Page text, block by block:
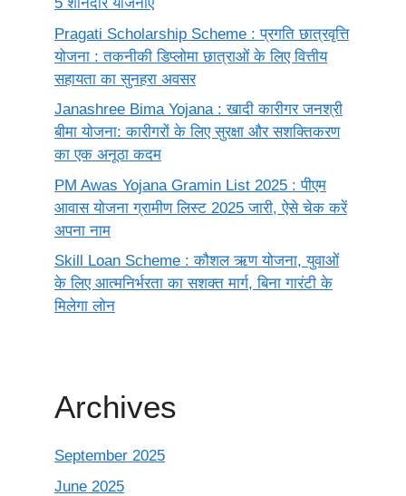
Pragati Scholarship Scheme : प्रगति छात्रवृत्ति
योजना : तकनीकी डिप्लोमा छात्राओं के लिए वित्तीय
सहायता का सुनहरा अवसर
Janashree Bima Yojana : खादी कारीगर जनश्री
बीमा योजना: कारीगरों के लिए सुरक्षा और सशक्तिकरण
का एक अनूठा कदम
PM Awas Yojana Gramin List 2025 : पीएम
आवास योजना ग्रामीण लिस्ट 2025 जारी, ऐसे चेक करें
अपना नाम
Skill Loan Scheme : कौशल ऋण योजना, युवाओं
के लिए आत्मनिर्भरता का सशक्त मार्ग, बिना गारंटी के
मिलेगा लोन
Archives
September 2025
June 2025